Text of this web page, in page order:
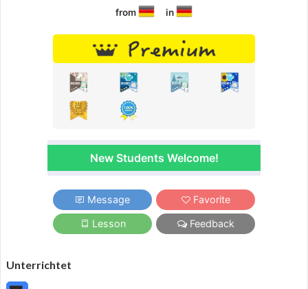
from in
New Students Welcome!
Message Favorite
Lesson Feedback
Unterrichtet